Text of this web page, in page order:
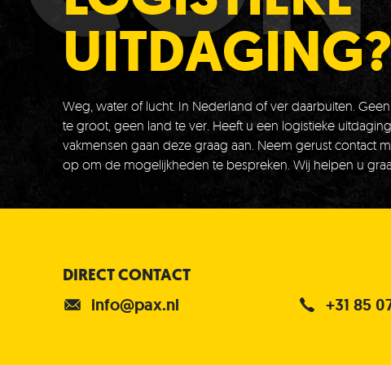
UITDAGING?
Weg, water of lucht. In Nederland of ver daarbuiten.
te groot, geen land te ver. Heeft u een logistieke
vakmensen gaan deze graag aan. Neem gerust contact
op om de mogelijkheden te bespreken. Wij helpen u
DIRECT CONTACT
info@pax.nl +31 85